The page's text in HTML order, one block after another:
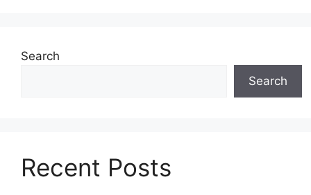
Search
Search
Recent Posts